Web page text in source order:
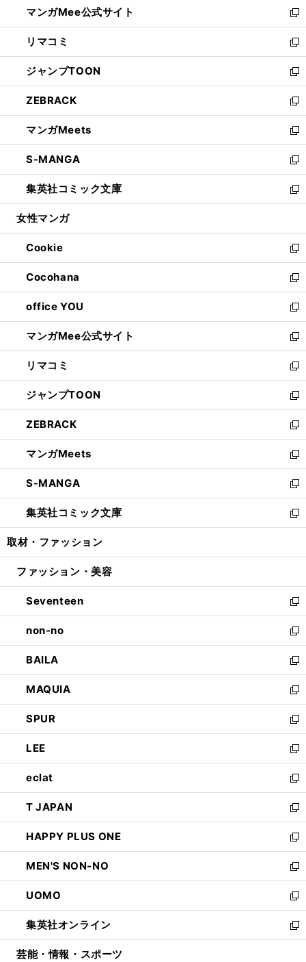
く
ド
ウ
で
開
く
ィ
ン
ド
ウ
で
開
く
い
ウ
ィ
ン
ド
ウ
で
開
く
マンガMee公式サイト
新
し
い
ウ
ィ
ン
ド
ウ
で
開
く
リマコミ
新
し
い
ウ
ィ
ン
ド
ウ
で
開
く
ジャンプTOON
新
し
い
ウ
ィ
ン
ド
ウ
で
開
ZEBRACK
新
し
い
ウ
ィ
ン
ド
ウ
開
く
マンガMeets
新
し
い
ウ
ィ
ン
ウ
で
開
く
S-MANGA
新
し
い
ウ
ン
ド
ウ
で
開
く
集英社コミック文庫
新
し
ウ
ィ
ン
ド
ウ
で
開
く
女性マンガ
Cookie
新
し
い
ウ
ィ
ン
ド
ウ
で
開
く
Cocohana
新
し
い
ウ
ィ
ン
ド
ウ
で
開
く
office YOU
新
し
い
ウ
ィ
ン
ド
ウ
で
開
く
マンガMee公式サイト
新
し
い
ウ
ィ
ン
ド
ウ
で
開
く
リマコミ
新
し
い
ウ
ィ
ン
ド
ウ
で
開
く
ジャンプTOON
新
し
い
ウ
ィ
ン
ド
ウ
で
開
ZEBRACK
新
し
い
ウ
ィ
ン
ド
ウ
開
マンガMeets
新
し
い
ウ
ィ
ン
ウ
開
く
S-MANGA
新
し
い
ウ
ン
ウ
で
開
く
集英社コミック文庫
新
し
ウ
ン
ド
ウ
で
開
く
取材・ファッション
ファッション・美容
Seventeen
新
し
い
ウ
ィ
ン
ド
ウ
で
開
く
non-no
新
し
い
ウ
ィ
ン
ド
ウ
で
開
く
BAILA
新
し
い
ウ
ィ
ン
ド
ウ
で
開
く
MAQUIA
新
し
い
ウ
ィ
ン
ド
ウ
で
開
く
SPUR
新
し
い
ウ
ィ
ン
ド
ウ
で
開
く
LEE
新
し
い
ウ
ィ
ン
ド
ウ
で
開
く
eclat
新
し
い
ウ
ィ
ン
ド
ウ
で
開
く
T JAPAN
新
し
い
ウ
ィ
ン
ド
ウ
で
開
HAPPY PLUS ONE
新
し
い
ウ
ィ
ン
ド
ウ
MEN'S NON-NO
新
し
い
ウ
ィ
ン
UOMO
新
し
い
ウ
集英社オンライン
新
し
芸能・情報・スポーツ